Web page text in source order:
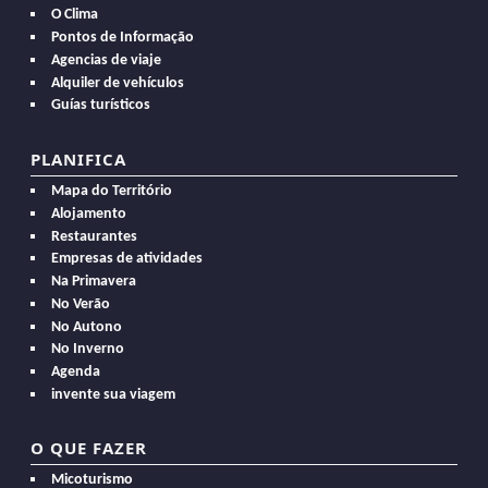
O Clima
Pontos de Informação
Agencias de viaje
Alquiler de vehículos
Guías turísticos
PLANIFICA
Mapa do Território
Alojamento
Restaurantes
Empresas de atividades
Na Primavera
No Verão
No Autono
No Inverno
Agenda
invente sua viagem
O QUE FAZER
Micoturismo